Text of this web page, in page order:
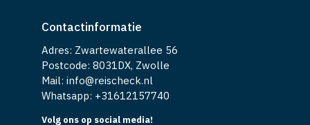
Contactinformatie
Adres: Zwartewaterallee 56
Postcode: 8031DX, Zwolle
Mail: info@reischeck.nl
Whatsapp: +31612157740
Volg ons op social media!